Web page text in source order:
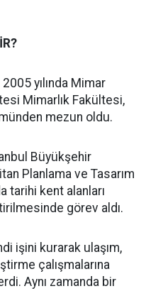
yılında Mimar
Mimarlık Fakültesi,
mezun oldu.
Büyükşehir
Planlama ve Tasarım
tarihi kent alanları
görev aldı.
işini kurarak ulaşım,
çalışmalarına
Aynı zamanda bir